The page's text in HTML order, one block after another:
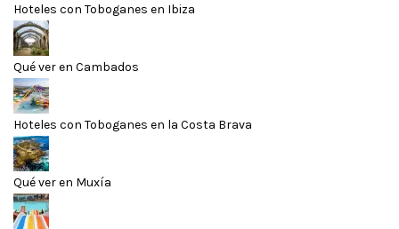
Hoteles con Toboganes en Ibiza
Qué ver en Cambados
Hoteles con Toboganes en la Costa Brava
Qué ver en Muxía